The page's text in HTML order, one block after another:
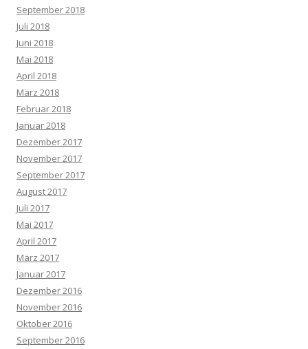
September 2018
Juli 2018
Juni 2018
Mai 2018
April 2018
März 2018
Februar 2018
Januar 2018
Dezember 2017
November 2017
September 2017
August 2017
Juli 2017
Mai 2017
April 2017
März 2017
Januar 2017
Dezember 2016
November 2016
Oktober 2016
September 2016